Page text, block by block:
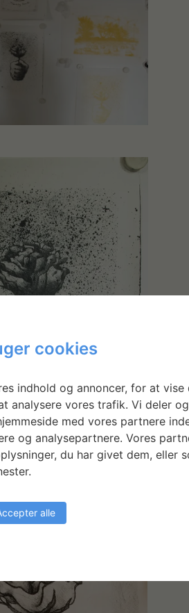
cookies
indhold og annoncer, for at vise
analysere vores trafik. Vi deler
med vores partnere
og analysepartnere. Vores
du har givet dem, eller
alle